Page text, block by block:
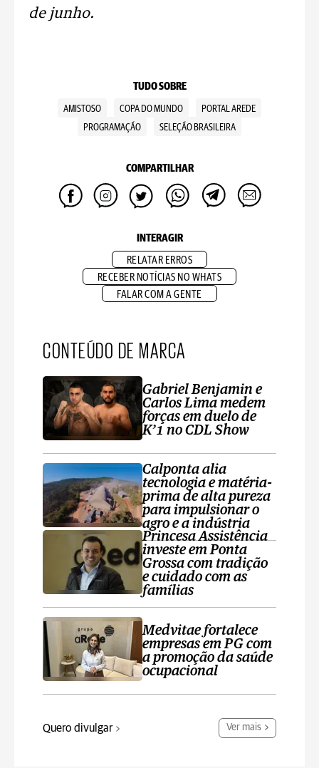
de junho.
TUDO SOBRE
AMISTOSO COPA DO MUNDO
PORTAL AREDE
PROGRAMAÇÃO
SELEÇÃO BRASILEIRA
COMPARTILHAR
INTERAGIR
RELATAR ERROS
RECEBER NOTÍCIAS NO WHATS
FALAR COM A GENTE
CONTEÚDO DE MARCA
Gabriel Benjamin e
Carlos Lima medem
forças em duelo de
K’1 no CDL Show
Calponta alia
tecnologia e matéria-
prima de alta pureza
para impulsionar o
agro e a indústria
Princesa Assistência
investe em Ponta
Grossa com tradição
e cuidado com as
famílias
Medvitae fortalece
empresas em PG com
a promoção da saúde
ocupacional
Quero divulgar Ver mais